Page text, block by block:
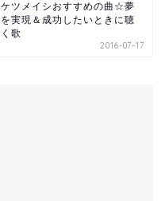
ケツメイシおすすめの曲☆夢
を実現＆成功したいときに聴
く歌
2016-07-17